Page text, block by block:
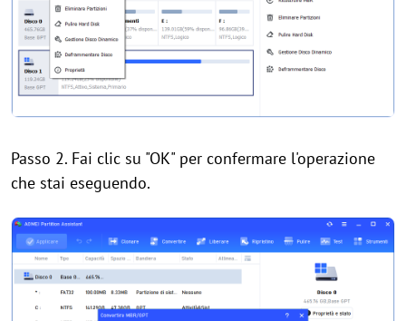
Passo 2. Fai clic su "OK" per confermare l'operazione
che stai eseguendo.